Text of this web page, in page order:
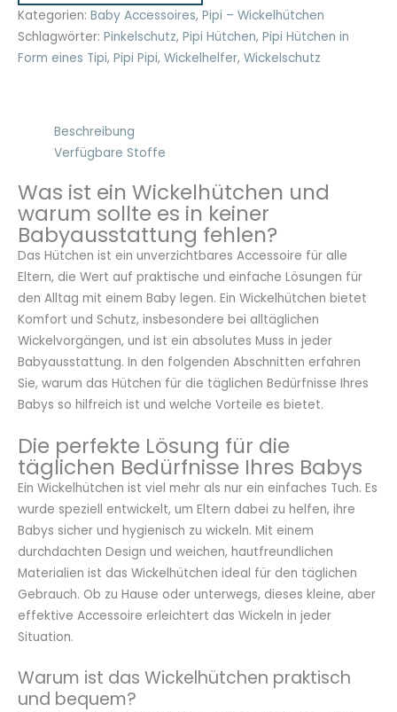
Waldtiere
orange
Menge
Kategorien: Baby Accessoires, Pipi – Wickelhütchen
Schlagwörter: Pinkelschutz, Pipi Hütchen, Pipi Hütchen in
Form eines Tipi, Pipi Pipi, Wickelhelfer, Wickelschutz
Beschreibung
Verfügbare Stoffe
Was ist ein Wickelhütchen und
warum sollte es in keiner
Babyausstattung fehlen?
Das Hütchen ist ein unverzichtbares Accessoire für alle
Eltern, die Wert auf praktische und einfache Lösungen für
den Alltag mit einem Baby legen. Ein Wickelhütchen bietet
Komfort und Schutz, insbesondere bei alltäglichen
Wickelvorgängen, und ist ein absolutes Muss in jeder
Babyausstattung. In den folgenden Abschnitten erfahren
Sie, warum das Hütchen für die täglichen Bedürfnisse Ihres
Babys so hilfreich ist und welche Vorteile es bietet.
Die perfekte Lösung für die
täglichen Bedürfnisse Ihres Babys
Ein Wickelhütchen ist viel mehr als nur ein einfaches Tuch. Es
wurde speziell entwickelt, um Eltern dabei zu helfen, ihre
Babys sicher und hygienisch zu wickeln. Mit einem
durchdachten Design und weichen, hautfreundlichen
Materialien ist das Wickelhütchen ideal für den täglichen
Gebrauch. Ob zu Hause oder unterwegs, dieses kleine, aber
effektive Accessoire erleichtert das Wickeln in jeder
Situation.
Warum ist das Wickelhütchen praktisch
und bequem?